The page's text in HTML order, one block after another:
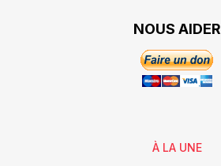
NOUS AIDER
À LA UNE